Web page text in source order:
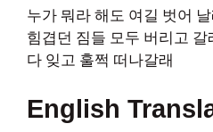
누가 뭐라 해도 여길 벗어
힘겹던 짐들 모두 버리고 갈
다 잊고 훌쩍 떠나갈래
English